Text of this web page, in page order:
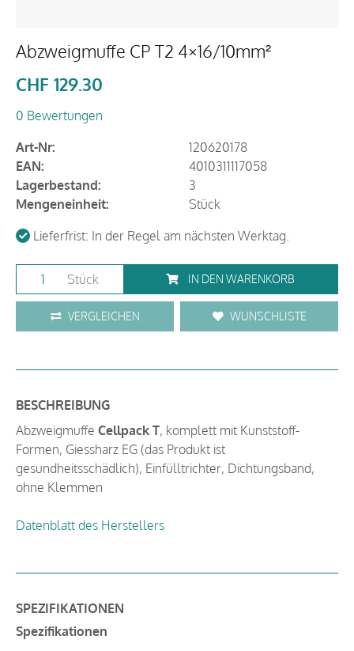
Abzweigmuffe CP T2 4×16/10mm²
CHF 129.30
0 Bewertungen
Art-Nr:
120620178
EAN:
4010311117058
Lagerbestand:
3
Mengeneinheit:
Stück
Lieferfrist: In der Regel am nächsten Werktag.
Stück IN DEN WARENKORB
VERGLEICHEN WUNSCHLISTE
BESCHREIBUNG
Abzweigmuffe Cellpack T, komplett mit Kunststoff-
Formen, Giessharz EG (das Produkt ist
gesundheitsschädlich), Einfülltrichter, Dichtungsband,
ohne Klemmen
Datenblatt des Herstellers
SPEZIFIKATIONEN
Spezifikationen